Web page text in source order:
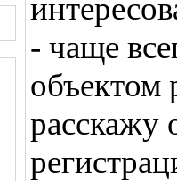
- чаще
объектом
расскажу